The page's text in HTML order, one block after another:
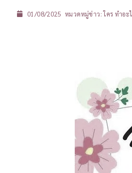
01/08/2025 หมวดหมู่ข่าว:ใคร ทำอะ